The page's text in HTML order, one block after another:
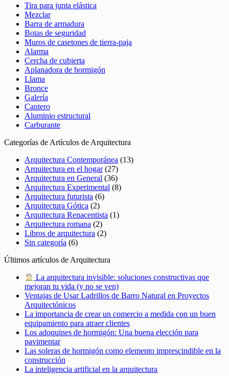
Tira para junta elástica
Mezclar
Barra de armadura
Botas de seguridad
Muros de casetones de tierra-paja
Alarma
Cercha de cubierta
Aplanadora de hormigón
Llama
Bronce
Galería
Cantero
Aluminio estructural
Carburante
Categorías de Artículos de Arquitectura
Arquitectura Contemporánea (13)
Arquitectura en el hogar(27)
Arquitectura en General (36)
Arquitectura Experimental (8)
Arquitectura futurista (6)
Arquitectura Gótica (2)
Arquitectura Renacentista (1)
Arquitectura romana (2)
Libros de arquitectura (2)
Sin categoría (6)
Últimos artículos de Arquitectura
La arquitectura invisible: soluciones constructivas que
mejoran tu vida (y no se ven)
Ventajas de Usar Ladrillos de Barro Natural en Proyectos
Arquitectónicos
La importancia de crear un comercio a medida con un buen
equipamiento para atraer clientes
Los adoquines de hormigón: Una buena elección para
pavimentar
Las soleras de hormigón como elemento imprescindible en la
construcción
La inteligencia artificial en la arquitectura